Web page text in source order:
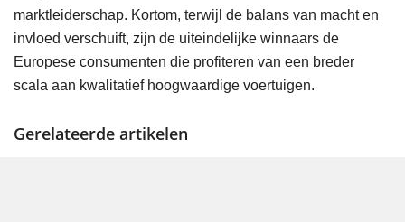
marktleiderschap. Kortom, terwijl de balans van macht en
invloed verschuift, zijn de uiteindelijke winnaars de
Europese consumenten die profiteren van een breder
scala aan kwalitatief hoogwaardige voertuigen.
Gerelateerde artikelen